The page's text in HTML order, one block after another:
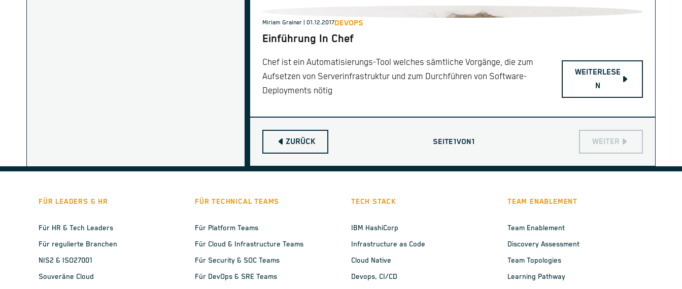
Miriam Grainer | 01.12.2017DEVOPS
Einführung In Chef
Chef ist ein Automatisierungs-Tool welches sämtliche Vorgänge, die zum
Aufsetzen von Serverinfrastruktur und zum Durchführen von Software-
Deployments nötig
WEITERLESE
N
ZURÜCK SEITE1VON1 WEITER
FÜR LEADERS & HR
Für HR & Tech Leaders
Für regulierte Branchen
NIS2 & ISO27001
Souveräne Cloud
FÜR TECHNICAL TEAMS
Für Platform Teams
Für Cloud & Infrastructure Teams
Für Security & SOC Teams
Für DevOps & SRE Teams
TECH STACK
IBM HashiCorp
Infrastructure as Code
Cloud Native
Devops, CI/CD
TEAM ENABLEMENT
Team Enablement
Discovery Assessment
Team Topologies
Learning Pathway